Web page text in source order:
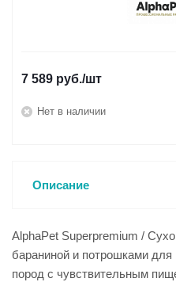
7 589 руб./шт
Нет в наличии
Описание
AlphaPet Superpremium /
бараниной и потрошками
пород с чувствительным